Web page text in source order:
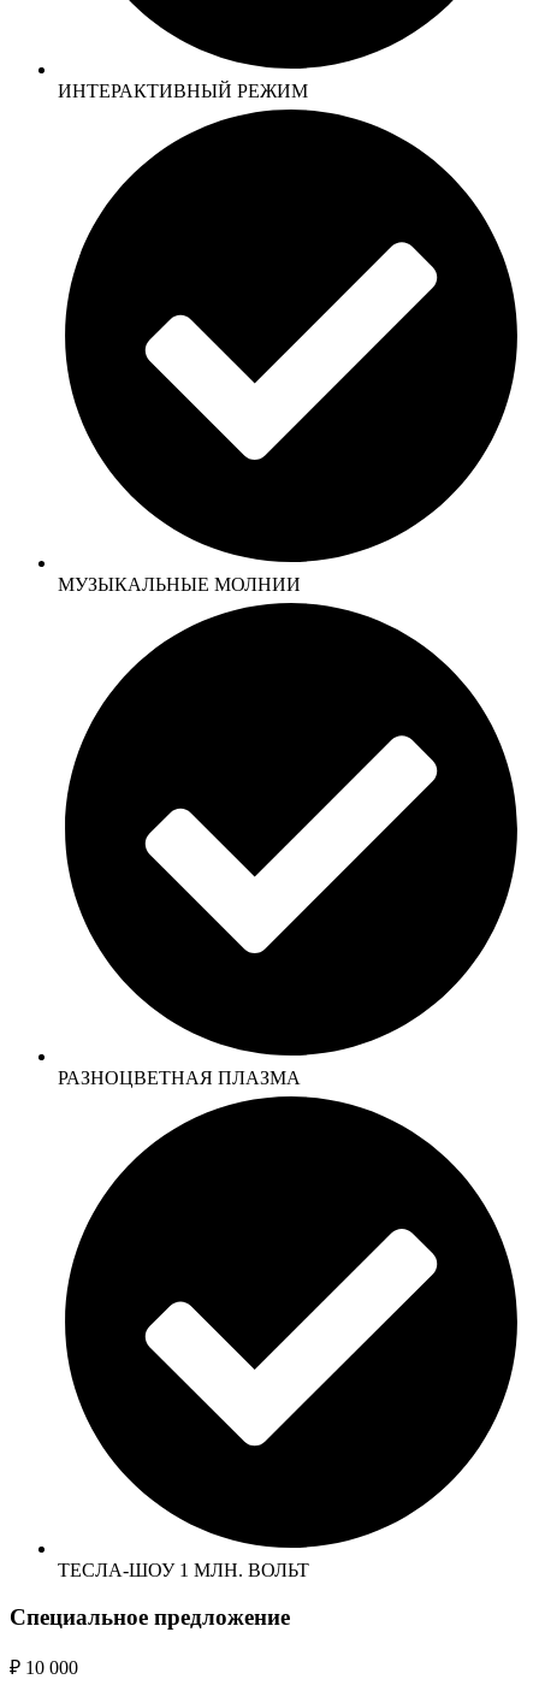
ИНТЕРАКТИВНЫЙ РЕЖИМ
МУЗЫКАЛЬНЫЕ МОЛНИИ
РАЗНОЦВЕТНАЯ ПЛАЗМА
ТЕСЛА-ШОУ 1 МЛН. ВОЛЬТ
Специальное предложение
₽ 10 000